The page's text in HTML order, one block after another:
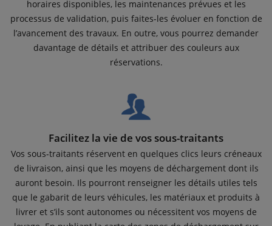
horaires disponibles, les maintenances prévues et les
processus de validation, puis faites-les évoluer en fonction de
l’avancement des travaux. En outre, vous pourrez demander
davantage de détails et attribuer des couleurs aux
réservations.
Facilitez la vie de vos sous-traitants
Vos sous-traitants réservent en quelques clics leurs créneaux
de livraison, ainsi que les moyens de déchargement dont ils
auront besoin. Ils pourront renseigner les détails utiles tels
que le gabarit de leurs véhicules, les matériaux et produits à
livrer et s’ils sont autonomes ou nécessitent vos moyens de